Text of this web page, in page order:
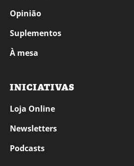
Opinião
Suplementos
À mesa
INICIATIVAS
Loja Online
Newsletters
Podcasts